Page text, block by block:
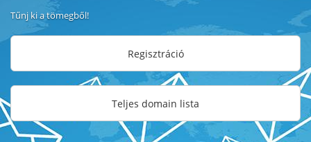
Tűnj ki a tömegből!
Regisztráció
Teljes domain lista